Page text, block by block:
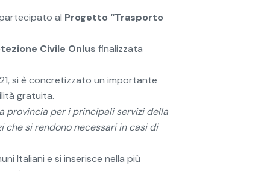
al Progetto “Trasporto
Civile Onlus finalizzata
si è concretizzato un importante
gratuita.
provincia per i principali servizi della
che si rendono necessari in casi di
Italiani e si inserisce nella più